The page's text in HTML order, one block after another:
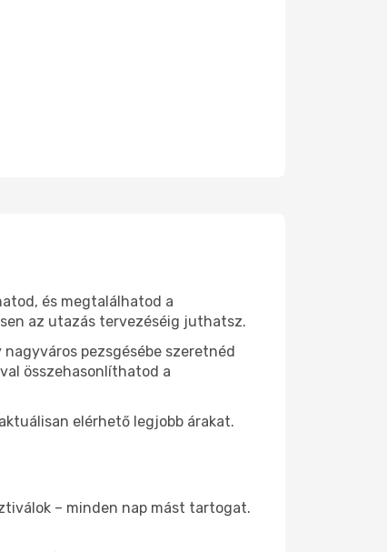
és megtalálhatod a
az utazás tervezéséig juthatsz.
pezsgésébe szeretnéd
összehasonlíthatod a
elérhető legjobb árakat.
– minden nap mást tartogat.